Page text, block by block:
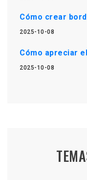
Cómo crear
2025-10-08
Cómo apreciar
2025-10-08